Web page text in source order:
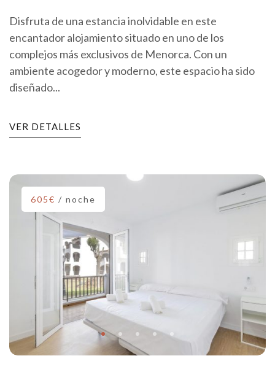
Disfruta de una estancia inolvidable en este
encantador alojamiento situado en uno de los
complejos más exclusivos de Menorca. Con un
ambiente acogedor y moderno, este espacio ha sido
diseñado...
VER DETALLES
605€ / noche